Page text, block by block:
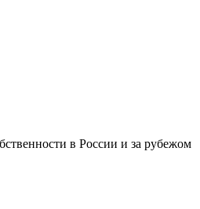
в России и за рубежом